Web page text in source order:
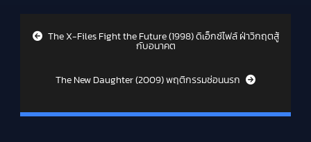
Post navigation
The X-Files Fight the Future (1998) ดิเอ็กซ์ไฟล์ ฝ่าวิกฤตสู้
กับอนาคต
The New Daughter (2009) พฤติกรรมซ่อนนรก